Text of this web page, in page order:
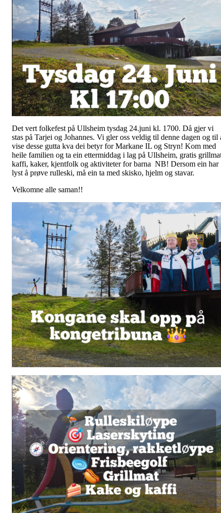
Det vert folkefest på Ullsheim tysdag 24.juni kl. 1700. Då gjer vi
stas på Tarjei og Johannes. Vi gler oss veldig til denne dagen og til
vise desse gutta kva dei betyr for Markane IL og Stryn! Kom med
heile familien og ta ein ettermiddag i lag på Ullsheim, gratis
kaffi, kaker, kjentfolk og aktiviteter for barna NB! Dersom ein har
lyst å prøve rulleski, må ein ta med skisko, hjelm og stavar.
Velkomne alle saman!!